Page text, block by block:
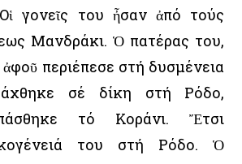
γονεῖς του ἦσαν ἀπό τούς
Μανδράκι. Ὁ πατέρας του,
περιέπεσε στή δυσμένεια
σέ δίκη στή Ρόδο,
τό Κοράνι. Ἔτσι
του στή Ρόδο. Ὁ